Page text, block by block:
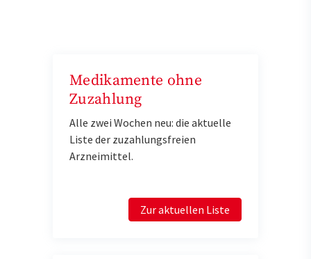
Medikamente ohne
Zuzahlung
Alle zwei Wochen neu: die aktuelle
Liste der zuzahlungsfreien
Arzneimittel.
Zur aktuellen Liste